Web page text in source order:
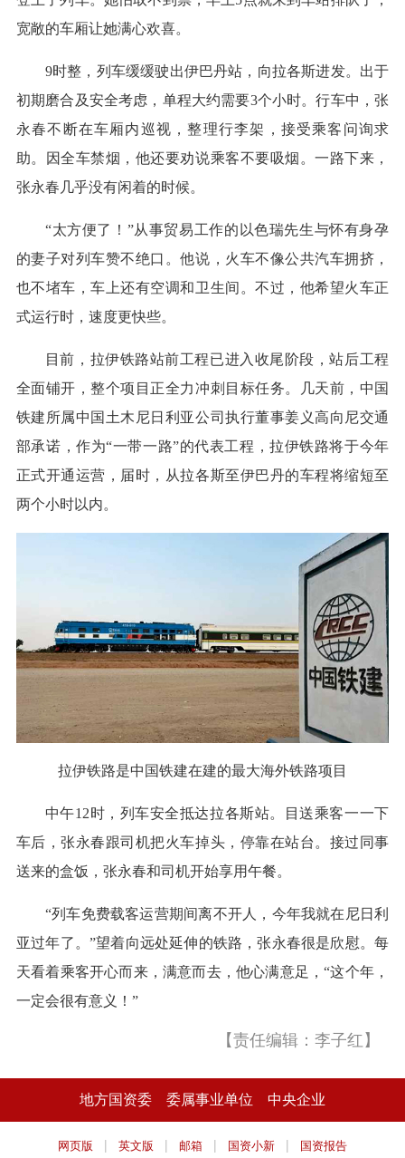
宽敞的车厢让她满心欢喜。
9时整，列车缓缓驶出伊巴丹站，向拉各斯进发。出于
初期磨合及安全考虑，单程大约需要3个小时。行车中，张
永春不断在车厢内巡视，整理行李架，接受乘客问询求
助。因全车禁烟，他还要劝说乘客不要吸烟。一路下来，
张永春几乎没有闲着的时候。
“太方便了！”从事贸易工作的以色瑞先生与怀有身孕
的妻子对列车赞不绝口。他说，火车不像公共汽车拥挤，
也不堵车，车上还有空调和卫生间。不过，他希望火车正
式运行时，速度更快些。
目前，拉伊铁路站前工程已进入收尾阶段，站后工程
全面铺开，整个项目正全力冲刺目标任务。几天前，中国
铁建所属中国土木尼日利亚公司执行董事姜义高向尼交通
部承诺，作为“一带一路”的代表工程，拉伊铁路将于今年
正式开通运营，届时，从拉各斯至伊巴丹的车程将缩短至
两个小时以内。
拉伊铁路是中国铁建在建的最大海外铁路项目
中午12时，列车安全抵达拉各斯站。目送乘客一一下
车后，张永春跟司机把火车掉头，停靠在站台。接过同事
送来的盒饭，张永春和司机开始享用午餐。
“列车免费载客运营期间离不开人，今年我就在尼日利
亚过年了。”望着向远处延伸的铁路，张永春很是欣慰。每
天看着乘客开心而来，满意而去，他心满意足，“这个年，
一定会很有意义！”
【责任编辑：李子红】
地方国资委 委属事业单位 中央企业
网页版 | 英文版 | 邮箱 | 国资小新 | 国资报告